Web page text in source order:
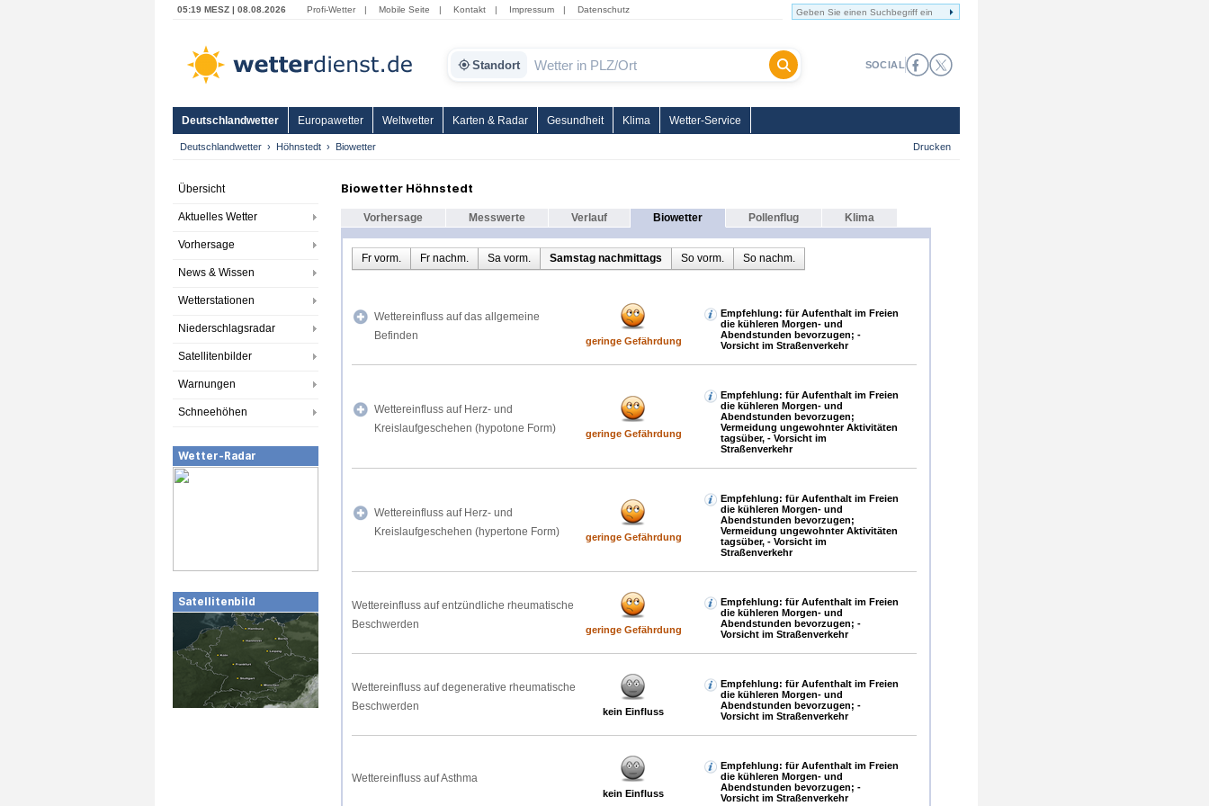
05:19 MESZ | 08.08.2026 Profi-Wetter | Mobile Seite | Kontakt | Impressum | Datenschutz
Standort SOCIAL
Deutschlandwetter Europawetter Weltwetter Karten & Radar Gesundheit Klima Wetter-Service
Deutschlandwetter Höhnstedt Biowetter Drucken
Übersicht
Aktuelles Wetter
Vorhersage
News & Wissen
Wetterstationen
Niederschlagsradar
Satellitenbilder
Warnungen
Schneehöhen
Wetter-Radar
Satellitenbild
Biowetter Höhnstedt
Vorhersage Messwerte Verlauf Biowetter Pollenflug Klima
Fr vorm. Fr nachm. Sa vorm. Samstag nachmittags So vorm. So nachm.
Wettereinfluss auf das allgemeine
Befinden
geringe Gefährdung
Empfehlung: für Aufenthalt im Freien
die kühleren Morgen- und
Abendstunden bevorzugen; -
Vorsicht im Straßenverkehr
Wettereinfluss auf Herz- und
Kreislaufgeschehen (hypotone Form)
geringe Gefährdung
Empfehlung: für Aufenthalt im Freien
die kühleren Morgen- und
Abendstunden bevorzugen;
Vermeidung ungewohnter Aktivitäten
tagsüber, - Vorsicht im
Straßenverkehr
Wettereinfluss auf Herz- und
Kreislaufgeschehen (hypertone Form)
geringe Gefährdung
Empfehlung: für Aufenthalt im Freien
die kühleren Morgen- und
Abendstunden bevorzugen;
Vermeidung ungewohnter Aktivitäten
tagsüber, - Vorsicht im
Straßenverkehr
Wettereinfluss auf entzündliche rheumatische
Beschwerden
geringe Gefährdung
Empfehlung: für Aufenthalt im Freien
die kühleren Morgen- und
Abendstunden bevorzugen; -
Vorsicht im Straßenverkehr
Wettereinfluss auf degenerative rheumatische
Beschwerden
kein Einfluss
Empfehlung: für Aufenthalt im Freien
die kühleren Morgen- und
Abendstunden bevorzugen; -
Vorsicht im Straßenverkehr
Wettereinfluss auf Asthma
kein Einfluss
Empfehlung: für Aufenthalt im Freien
die kühleren Morgen- und
Abendstunden bevorzugen; -
Vorsicht im Straßenverkehr